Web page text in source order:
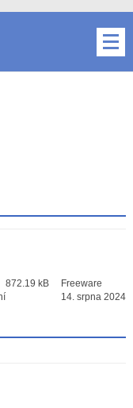
872.19 kB
Freeware
14. srpna 2024